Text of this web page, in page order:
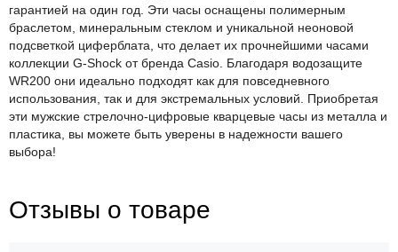
гарантией на один год. Эти часы оснащены полимерным
браслетом, минеральным стеклом и уникальной неоновой
подсветкой циферблата, что делает их прочнейшими часами
коллекции G-Shock от бренда Casio. Благодаря водозащите
WR200 они идеально подходят как для повседневного
использования, так и для экстремальных условий. Приобретая
эти мужские стрелочно-цифровые кварцевые часы из металла и
пластика, вы можете быть уверены в надежности вашего
выбора!
Отзывы о товаре